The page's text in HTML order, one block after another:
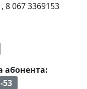
, 8 067 3369153
абонента:
53